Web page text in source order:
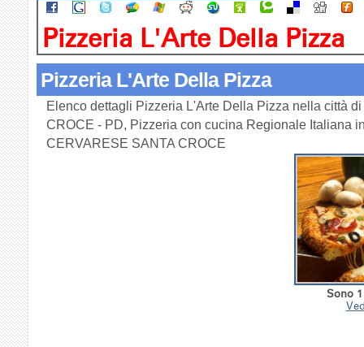
Pizzeria L'Arte Della Pizza
Pizzeria L'Arte Della Pizza
Elenco dettagli Pizzeria L'Arte Della Pizza nella città
CROCE - PD, Pizzeria con cucina Regionale Italiana
CERVARESE SANTA CROCE
Sono